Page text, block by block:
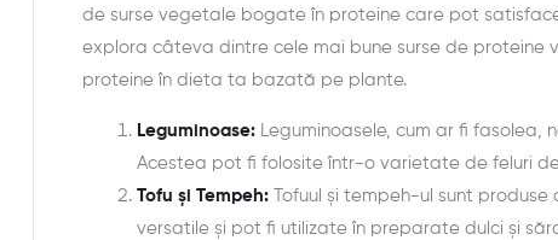
de surse vegetale bogate în proteine care pot
explora câteva dintre cele mai bune surse de
proteine în dieta ta bazată pe plante.
Leguminoase: Leguminoasele, cum ar fi fasolea,
Acestea pot fi folosite într-o varietate de feluri
Tofu și Tempeh: Tofuul și tempeh-ul sunt
versatile și pot fi utilizate în preparate dulci și